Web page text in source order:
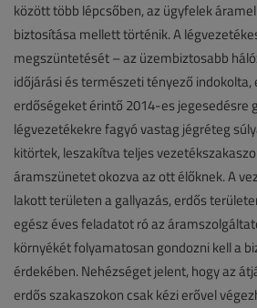
között több lépcsőben, az ügyfelek
biztosítása mellett történik. A
megszüntetését – az üzembiztosabb
időjárási és természeti tényező indokolta,
erdőségeket érintő 2014-es jegesedésre
légvezetékekre fagyó vastag jégréteg
kitörtek, leszakítva teljes
áramszünetet okozva az ott élőknek. A
lakott területen a gallyazás, erdős
egész éves feladatot ró az
környékét folyamatosan gondozni kell a
érdekében. Nehézséget jelent, hogy az
erdős szakaszokon csak kézi erővel